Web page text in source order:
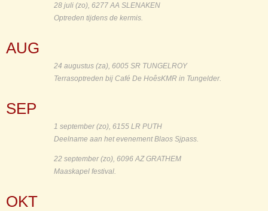
28 juli (zo), 6277 AA SLENAKEN
Optreden tijdens de kermis.
AUG
24 augustus (za), 6005 SR TUNGELROY
Terrasoptreden bij Café De HoêsKMR in Tungelder.
SEP
1 september (zo), 6155 LR PUTH
Deelname aan het evenement Blaos Sjpass.
22 september (zo), 6096 AZ GRATHEM
Maaskapel festival.
OKT